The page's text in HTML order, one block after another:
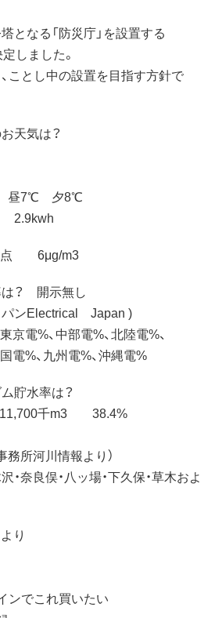
となる「防災庁」を設置する
しました。
ことし中の設置を目指す方針で
天気は？
昼7℃ 夕8℃
2.9kwh
点 6μg/m3
？ 開示無し
パンElectrical Japan )
京電%、中部電%、北陸電%、
電%、九州電%、沖縄電%
貯水率は？
千m3 38.4%
務所河川情報より）
沢・奈良俣・八ッ場・下久保・草木およ
り
ンでこれ買いたい